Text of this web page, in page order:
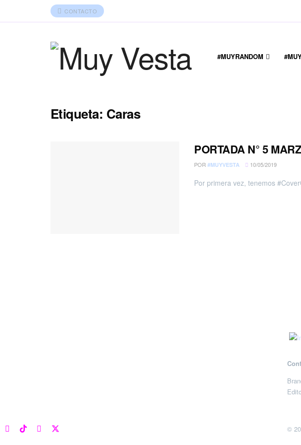
CONTACTO
#MUYRANDOM
Etiqueta: Caras
PORTADA N° 5
POR #MUYVESTA 10/05/2019
Por primera vez, tenemos
©